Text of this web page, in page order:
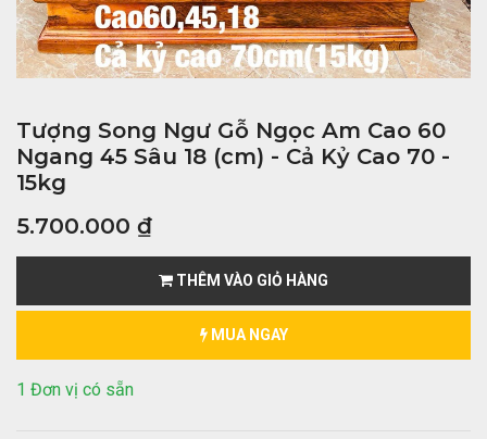
Tượng Song Ngư Gỗ Ngọc Am Cao 60
Ngang 45 Sâu 18 (cm) - Cả Kỷ Cao 70 -
15kg
5.700.000 ₫
THÊM VÀO GIỎ HÀNG
MUA NGAY
1 Đơn vị có sẵn